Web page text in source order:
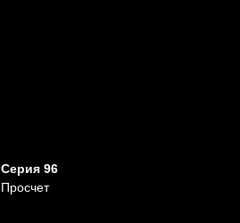
Серия 96
Просчет